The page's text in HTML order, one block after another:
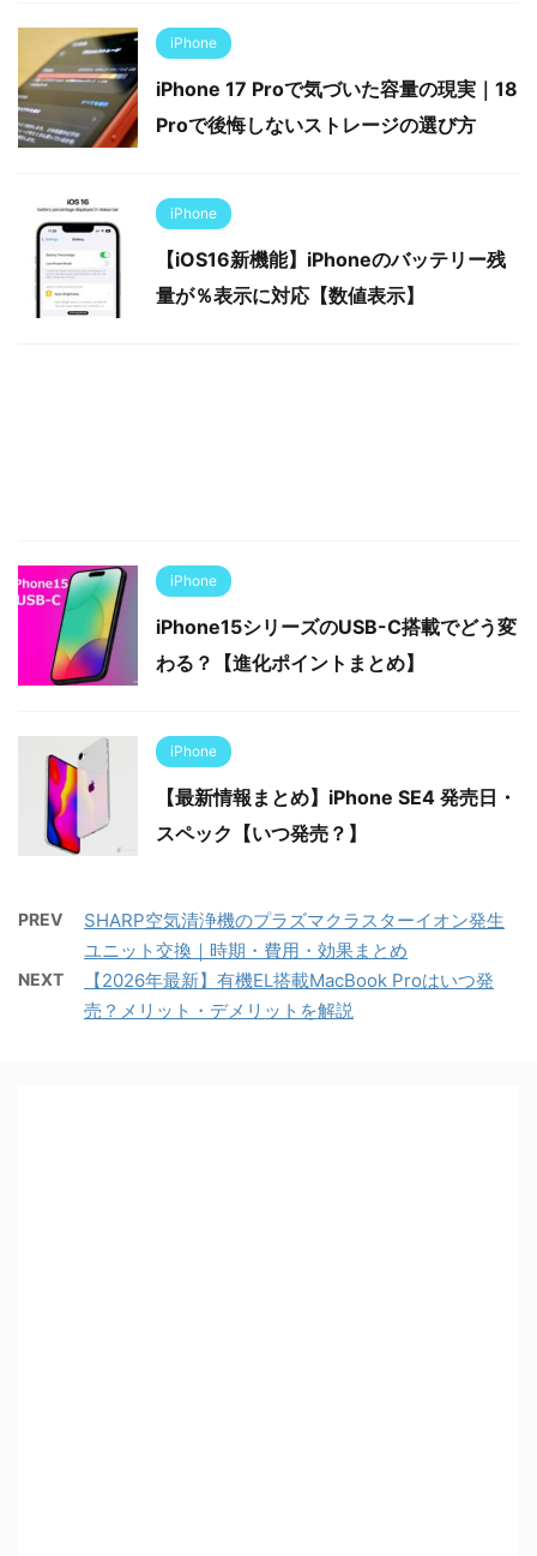
iPhone
iPhone 17 Proで気づいた容量の現実｜18
Proで後悔しないストレージの選び方
iPhone
【iOS16新機能】iPhoneのバッテリー残
量が％表示に対応【数値表示】
iPhone
iPhone15シリーズのUSB-C搭載でどう変
わる？【進化ポイントまとめ】
iPhone
【最新情報まとめ】iPhone SE4 発売日・
スペック【いつ発売？】
PREV
SHARP空気清浄機のプラズマクラスターイオン発生
ユニット交換｜時期・費用・効果まとめ
NEXT
【2026年最新】有機EL搭載MacBook Proはいつ発
売？メリット・デメリットを解説